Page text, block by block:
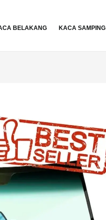
BELAKANG KACA SAMPING